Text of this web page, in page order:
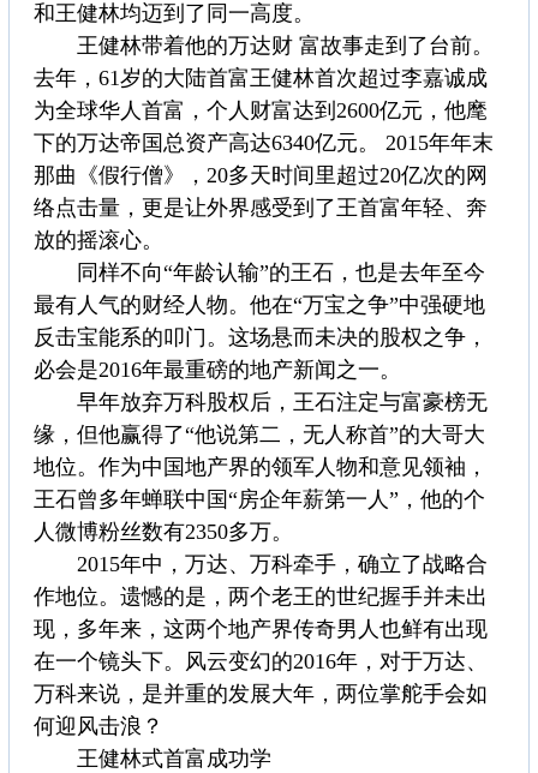
和王健林均迈到了同一高度。
王健林带着他的万达财 富故事走到了台前。
去年，61岁的大陆首富王健林首次超过李嘉诚成
为全球华人首富，个人财富达到2600亿元，他麾
下的万达帝国总资产高达6340亿元。 2015年年末
那曲《假行僧》，20多天时间里超过20亿次的网
络点击量，更是让外界感受到了王首富年轻、奔
放的摇滚心。
同样不向“年龄认输”的王石，也是去年至今
最有人气的财经人物。他在“万宝之争”中强硬地
反击宝能系的叩门。这场悬而未决的股权之争，
必会是2016年最重磅的地产新闻之一。
早年放弃万科股权后，王石注定与富豪榜无
缘，但他赢得了“他说第二，无人称首”的大哥大
地位。作为中国地产界的领军人物和意见领袖，
王石曾多年蝉联中国“房企年薪第一人”，他的个
人微博粉丝数有2350多万。
2015年中，万达、万科牵手，确立了战略合
作地位。遗憾的是，两个老王的世纪握手并未出
现，多年来，这两个地产界传奇男人也鲜有出现
在一个镜头下。风云变幻的2016年，对于万达、
万科来说，是并重的发展大年，两位掌舵手会如
何迎风击浪？
王健林式首富成功学